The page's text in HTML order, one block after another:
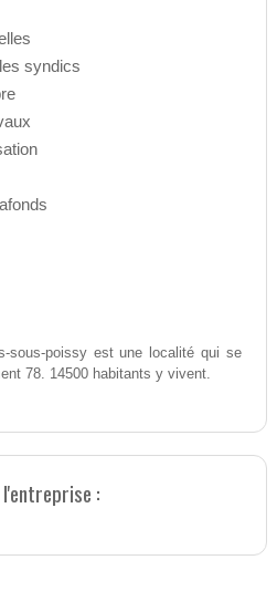
syndics
sous-poissy est une localité qui se
78. 14500 habitants y vivent.
: